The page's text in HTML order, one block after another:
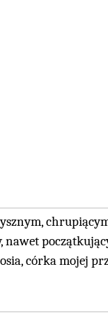
nawet
córka mojej